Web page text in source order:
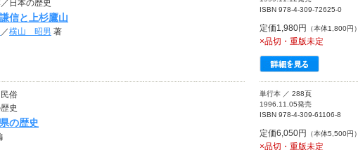
日本の歴史
信と上杉鷹山
／横山 昭男 著
ISBN 978-4-309-72625-0
定価1,980円 （本体1,800円）
×品切・重版未定
俗
史
の歴史
単行本 ／ 288頁
1996.11.05発売
ISBN 978-4-309-61106-8
定価6,050円 （本体5,500円）
×品切・重版未定